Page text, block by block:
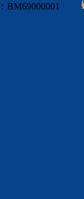
BM69000001